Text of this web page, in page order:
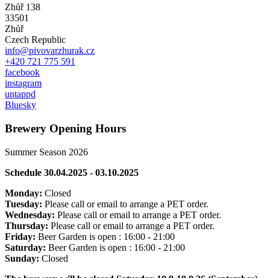
Zhůř 138
33501
Zhůř
Czech Republic
info@pivovarzhurak.cz
+420 721 775 591
facebook
instagram
untappd
Bluesky
Brewery Opening Hours
Summer Season 2026
Schedule 30.04.2025 - 03.10.2025
Monday: Closed
Tuesday: Please call or email to arrange a PET order.
Wednesday: Please call or email to arrange a PET order.
Thursday: Please call or email to arrange a PET order.
Friday: Beer Garden is open : 16:00 - 21:00
Saturday: Beer Garden is open : 16:00 - 21:00
Sunday: Closed